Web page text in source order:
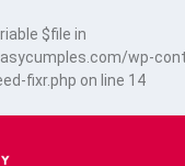
$file in
wp-
fixr.php on line 14